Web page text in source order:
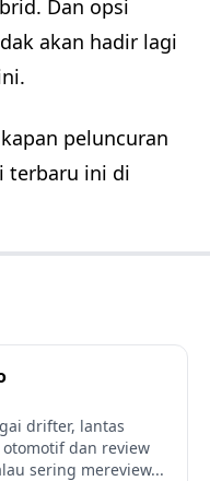
Dan opsi
akan hadir lagi
peluncuran
terbaru ini di
drifter, lantas
dan review
sering mereview...